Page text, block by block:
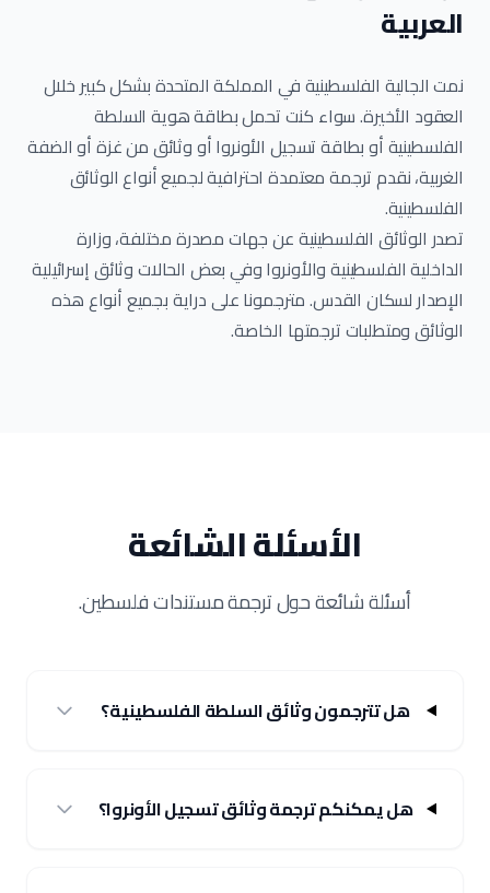
العربية
نمت الجالية الفلسطينية في المملكة المتحدة بشكل كبير خلال
العقود الأخيرة. سواء كنت تحمل بطاقة هوية السلطة
الفلسطينية أو بطاقة تسجيل الأونروا أو وثائق من غزة أو الضفة
الغربية، نقدم ترجمة معتمدة احترافية لجميع أنواع الوثائق
الفلسطينية.
تصدر الوثائق الفلسطينية عن جهات مصدرة مختلفة، وزارة
الداخلية الفلسطينية والأونروا وفي بعض الحالات وثائق إسرائيلية
الإصدار لسكان القدس. مترجمونا على دراية بجميع أنواع هذه
الوثائق ومتطلبات ترجمتها الخاصة.
الأسئلة الشائعة
أسئلة شائعة حول ترجمة مستندات فلسطين.
هل تترجمون وثائق السلطة الفلسطينية؟
هل يمكنكم ترجمة وثائق تسجيل الأونروا؟